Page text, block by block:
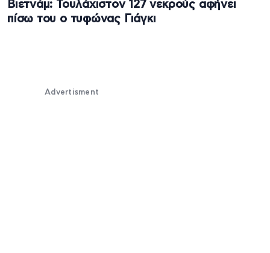
Βιετνάμ: Τουλάχιστον 127 νεκρούς αφήνει
πίσω του ο τυφώνας Γιάγκι
Advertisment